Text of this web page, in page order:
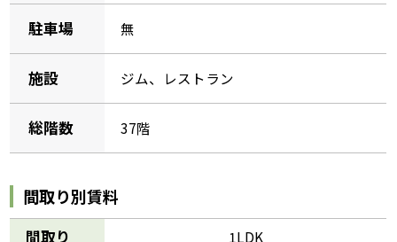
駐車場 無
施設 ジム、レストラン
総階数 37階
間取り別賃料
間取り 1LDK